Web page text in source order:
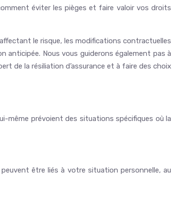
éviter les pièges et faire valoir vos droits
le risque, les modifications contractuelles
anticipée. Nous vous guiderons également pas à
de la résiliation d’assurance et à faire des choix
même prévoient des situations spécifiques où la
être liés à votre situation personnelle, au